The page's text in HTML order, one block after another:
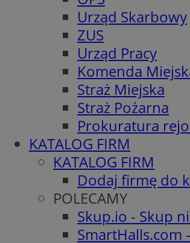
Urząd Skarbowy
ZUS
Urząd Pracy
Komenda
Straż Miejska
Straż Pożarna
Prokuratura
KATALOG FIRM
KATALOG FIRM
Dodaj firmę do
POLECAMY
Skup.io - Skup
SmartHalls.com